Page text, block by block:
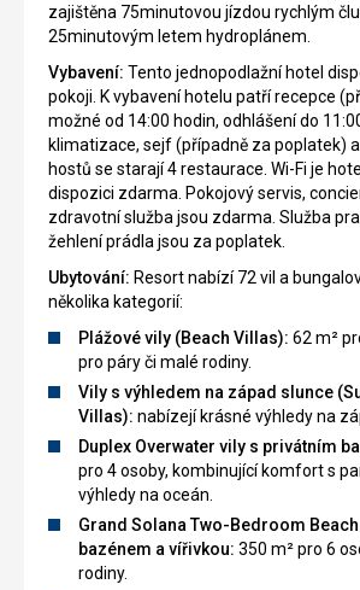
zajištěna 75minutovou jízdou rychlým
25minutovým letem hydroplánem.
Vybavení: Tento jednopodlažní hotel
pokoji. K vybavení hotelu patří recepce
možné od 14:00 hodin, odhlášení do
klimatizace, sejf (případně za poplatek)
hostů se starají 4 restaurace. Wi-Fi je
dispozici zdarma. Pokojový servis,
zdravotní služba jsou zdarma. Služba
žehlení prádla jsou za poplatek.
Ubytování: Resort nabízí 72 vil a
několika kategorií:
Plážové vily (Beach Villas): 62 m²
pro páry či malé rodiny.
Vily s výhledem na západ slunce
Villas): nabízejí krásné výhledy na
Duplex Overwater vily s privátním
pro 4 osoby, kombinující komfort s
výhledy na oceán.
Grand Solana Two-Bedroom
bazénem a vířivkou: 350 m² pro 6
rodiny.